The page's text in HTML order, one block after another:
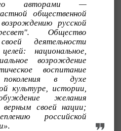
его авторами —
общественной
русской
Общество
деятельности
национальное,
возрождение
воспитание
поколения в духе
культуре, истории,
желания
своей нации;
российской